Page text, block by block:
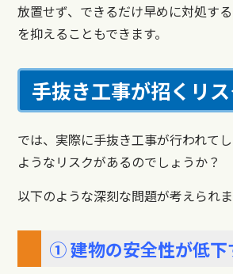
放置せず、できるだけ早めに対処す
を抑えることもできます。
手抜き工事が招くリ
では、実際に手抜き工事が行われて
ようなリスクがあるのでしょうか？
以下のような深刻な問題が考えられま
① 建物の安全性が低下